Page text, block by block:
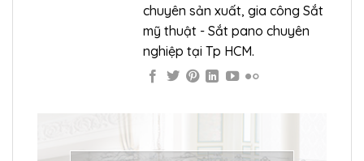
chuyên sản xuất, gia công Sắt
mỹ thuật - Sắt pano chuyên
nghiệp tại Tp HCM.